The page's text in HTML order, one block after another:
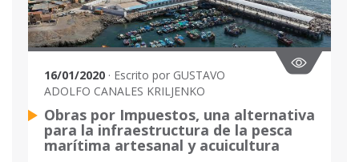
16/01/2020 · Escrito por GUSTAVO
ADOLFO CANALES KRILJENKO
Obras por Impuestos, una alternativa
para la infraestructura de la pesca
marítima artesanal y acuicultura